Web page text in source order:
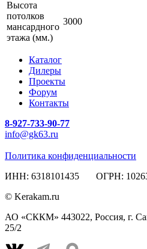
Высота
потолков
мансардного
этажа (мм.)
3000
Каталог
Дилеры
Проекты
Форум
Контакты
8-927-733-90-77
info@gk63.ru
Политика конфиденциальности
ИНН: 6318101435 ОГРН:
© Kerakam.ru
АО «СККМ» 443022, Россия, г.
25/2